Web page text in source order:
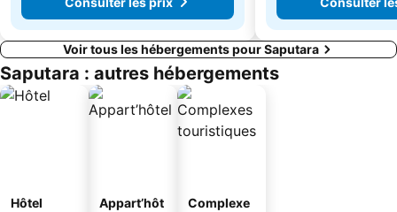
Voir tous les hébergements pour Saputara
Saputara : autres hébergements
Hôtel
Appart’hôt
Complexe